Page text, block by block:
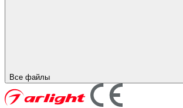
Все файлы